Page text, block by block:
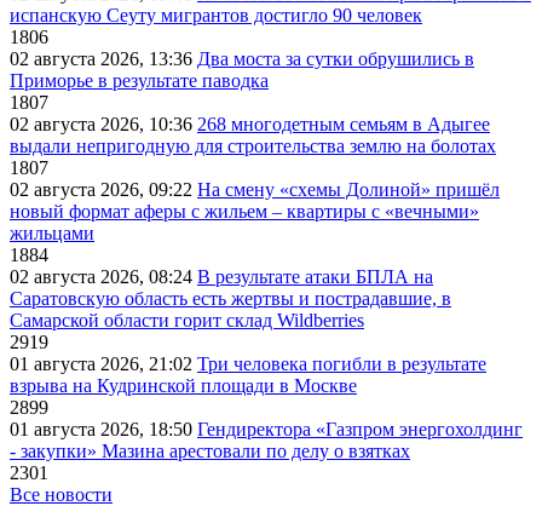
испанскую Сеуту мигрантов достигло 90 человек
1806
02 августа 2026, 13:36 Два моста за сутки обрушились в
Приморье в результате паводка
1807
02 августа 2026, 10:36 268 многодетным семьям в Адыгее
выдали непригодную для строительства землю на болотах
1807
02 августа 2026, 09:22 На смену «схемы Долиной» пришёл
новый формат аферы с жильем – квартиры с «вечными»
жильцами
1884
02 августа 2026, 08:24 В результате атаки БПЛА на
Саратовскую область есть жертвы и пострадавшие, в
Самарской области горит склад Wildberries
2919
01 августа 2026, 21:02 Три человека погибли в результате
взрыва на Кудринской площади в Москве
2899
01 августа 2026, 18:50 Гендиректора «Газпром энергохолдинг
- закупки» Мазина арестовали по делу о взятках
2301
Все новости